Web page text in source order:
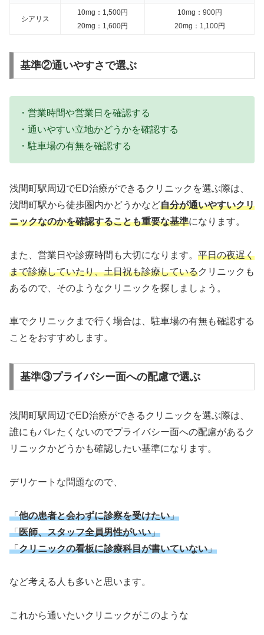
シアリス
10mg：1,500円
20mg：1,600円
10mg：900円
20mg：1,100円
基準②通いやすさで選ぶ
・営業時間や営業日を確認する
・通いやすい立地かどうかを確認する
・駐車場の有無を確認する
浅間町駅周辺でED治療ができるクリニックを選ぶ際は、
浅間町駅から徒歩圏内かどうかなど自分が通いやすいクリ
ニックなのかを確認することも重要な基準になります。
また、営業日や診療時間も大切になります。 平日の夜遅く
まで診療していたり、土日祝も診療しているクリニックも
あるので、そのようなクリニックを探しましょう。
車でクリニックまで行く場合は、駐車場の有無も確認する
ことをおすすめします。
基準③プライバシー面への配慮で選ぶ
浅間町駅周辺でED治療ができるクリニックを選ぶ際は、
誰にもバレたくないのでプライバシー面への配慮があるク
リニックかどうかも確認したい基準になります。
デリケートな問題なので、
「他の患者と会わずに診察を受けたい」
「医師、スタッフ全員男性がいい」
「クリニックの看板に診療科目が書いていない」
など考える人も多いと思います。
これから通いたいクリニックがこのような